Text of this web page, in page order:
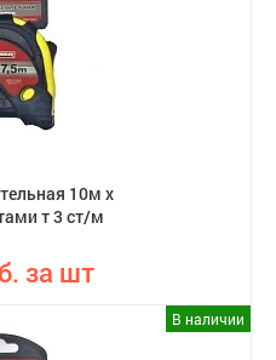
10м х
т 3 ст/м
за шт
В наличии